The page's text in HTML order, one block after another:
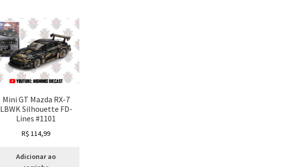
Mini GT Mazda RX-7
LBWK Silhouette FD-
Lines #1101
R$ 114,99
Adicionar ao